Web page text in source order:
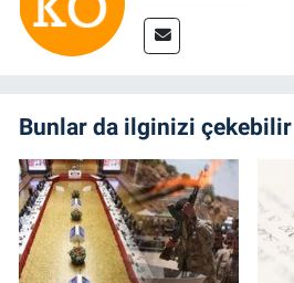
Bunlar da ilginizi çekebilir